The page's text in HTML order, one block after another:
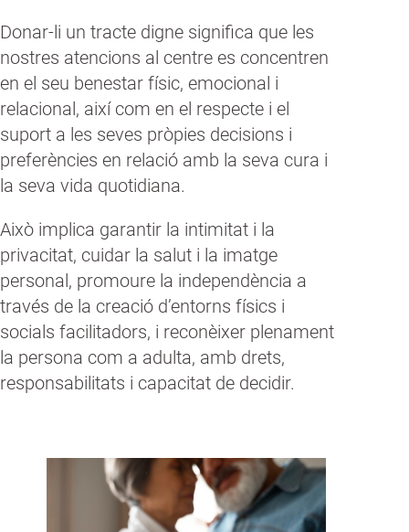
Donar-li un tracte digne significa que les
nostres atencions al centre es concentren
en el seu benestar físic, emocional i
relacional, així com en el respecte i el
suport a les seves pròpies decisions i
preferències en relació amb la seva cura i
la seva vida quotidiana.
Això implica garantir la intimitat i la
privacitat, cuidar la salut i la imatge
personal, promoure la independència a
través de la creació d’entorns físics i
socials facilitadors, i reconèixer plenament
la persona com a adulta, amb drets,
responsabilitats i capacitat de decidir.